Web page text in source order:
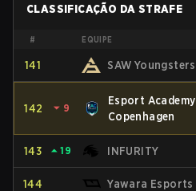
CLASSIFICAÇÃO DA STRAFE
# EQUIPE
141 SAW Youngsters
142 ⏷ 9
Esport Academy
Copenhagen
143 ⏶ 19 INFURITY
144 Yawara Esports